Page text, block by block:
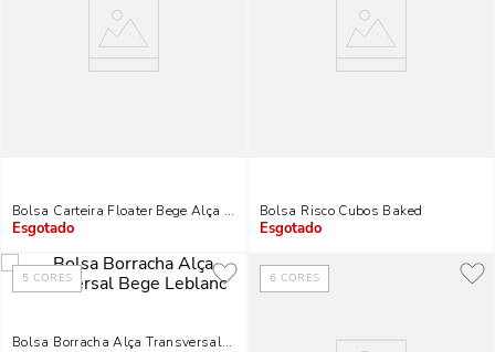
Bolsa Carteira Floater Bege Alça De Ombro
Indisponível
Bolsa Risco Cubos Baked
Indisponível
5 CORES
Bolsa Borracha Alça Transversal Bege Leblanc
6 CORES